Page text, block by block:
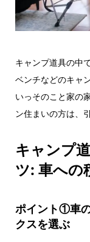
キャンプ道具の中
ベンチなどのキャ
いっそのこと家の
ン住まいの方は、
キャンプ
ツ: 車への
ポイント①車
クスを選ぶ